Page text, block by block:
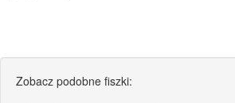
Zobacz podobne fiszki: